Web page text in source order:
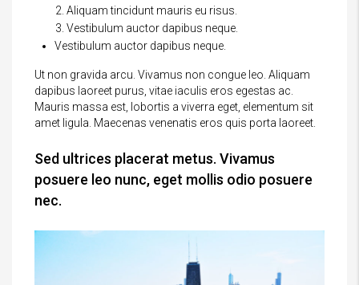
Aliquam tincidunt mauris eu risus.
Vestibulum auctor dapibus neque.
Vestibulum auctor dapibus neque.
Ut non gravida arcu. Vivamus non congue leo. Aliquam
dapibus laoreet purus, vitae iaculis eros egestas ac.
Mauris massa est, lobortis a viverra eget, elementum sit
amet ligula. Maecenas venenatis eros quis porta laoreet.
Sed ultrices placerat metus. Vivamus
posuere leo nunc, eget mollis odio posuere
nec.